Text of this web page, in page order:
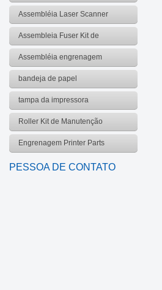
Assembléia Laser Scanner
Assembleia Fuser Kit de
manutenção
Assembléia engrenagem
bandeja de papel
tampa da impressora
Roller Kit de Manutenção
Engrenagem Printer Parts
PESSOA DE CONTATO